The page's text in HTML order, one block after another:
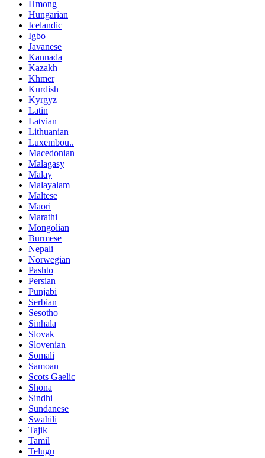
Hmong
Hungarian
Icelandic
Igbo
Javanese
Kannada
Kazakh
Khmer
Kurdish
Kyrgyz
Latin
Latvian
Lithuanian
Luxembou..
Macedonian
Malagasy
Malay
Malayalam
Maltese
Maori
Marathi
Mongolian
Burmese
Nepali
Norwegian
Pashto
Persian
Punjabi
Serbian
Sesotho
Sinhala
Slovak
Slovenian
Somali
Samoan
Scots Gaelic
Shona
Sindhi
Sundanese
Swahili
Tajik
Tamil
Telugu